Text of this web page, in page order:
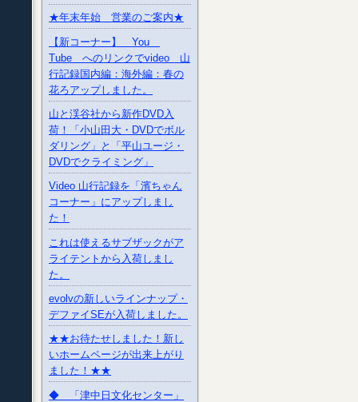
★年末年始 営業のご案内★
【新コーナー】 You
Tube へのリンクでvideo 山
行記録国内編：海外編：春の
花ろアップしました。
山と渓谷社から新作DVD入
荷！「小山田大・DVDでボル
ダリング」と「平山ユージ・
DVDでクライミング」
Video 山行記録を「濱ちゃん
コーナー」にアップしまし
た！
これは使えるサブザックがア
ライテントから入荷しまし
た。
evolvの新しいラインナップ・
デファイSEが入荷しました。
★★お待たせしました！新し
いホームページが出来上がり
ました！★★
◆ 「津中日文化センター」